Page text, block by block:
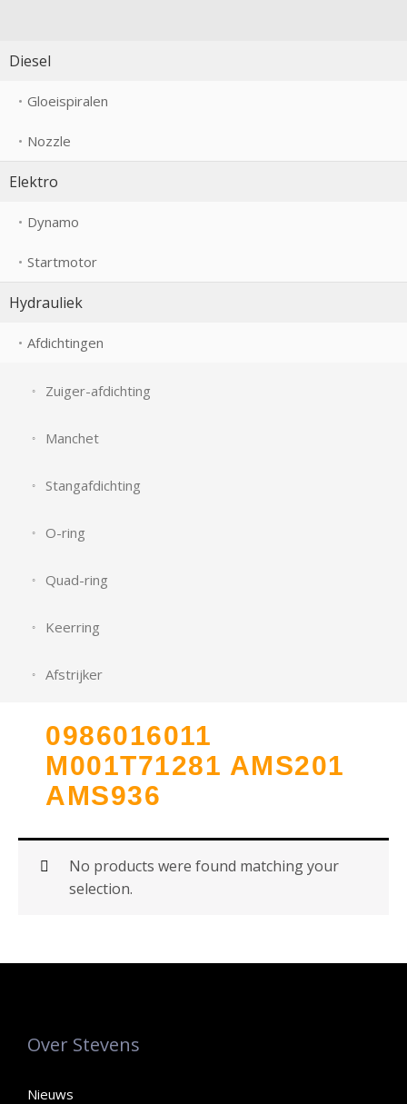
Diesel
Gloeispiralen
Nozzle
Elektro
Dynamo
Startmotor
Hydrauliek
Afdichtingen
Zuiger-afdichting
Manchet
Stangafdichting
O-ring
Quad-ring
Keerring
Afstrijker
0986016011
M001T71281 AMS201
AMS936
No products were found matching your
selection.
Over Stevens
Nieuws